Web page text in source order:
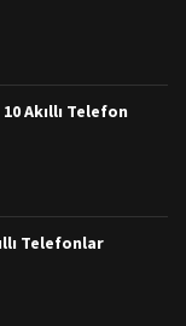
Akıllı Telefon
Telefonlar